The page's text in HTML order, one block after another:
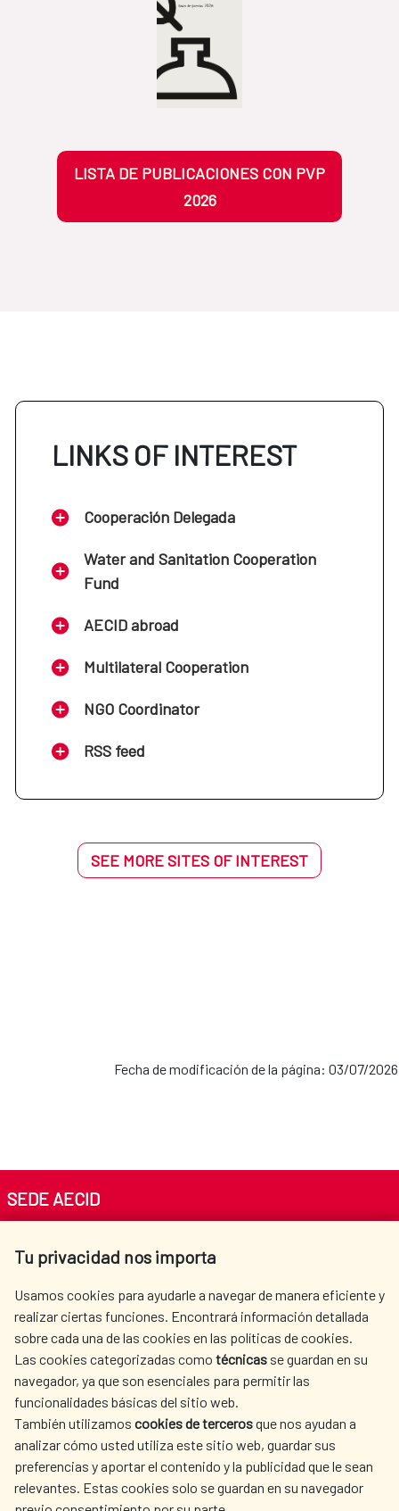
LISTA DE PUBLICACIONES CON PVP
2026
LINKS OF INTEREST
Cooperación Delegada
Water and Sanitation Cooperation
Fund
AECID abroad
Multilateral Cooperation
NGO Coordinator
RSS feed
SEE MORE SITES OF INTEREST
Fecha de modificación de la página: 03/07/2026
Tu privacidad nos importa
Usamos cookies para ayudarle a navegar de manera eficiente y
realizar ciertas funciones. Encontrará información detallada
sobre cada una de las cookies en las políticas de cookies.
Las cookies categorizadas como técnicas se guardan en su
navegador, ya que son esenciales para permitir las
funcionalidades básicas del sitio web.
También utilizamos cookies de tercerosque nos ayudan a
analizar cómo usted utiliza este sitio web, guardar sus
preferencias y aportar el contenido y la publicidad que le sean
relevantes. Estas cookies solo se guardan en su navegador
SEDE AECID
Tel. +34 900 20 30 54​​​​​​​
AECID
WHERE DO WE COOPERATE?
SPANISH HUMANITARIAN
ACTION
PRESS ROOM
CULTURE AND SCIENCE LIBRARY